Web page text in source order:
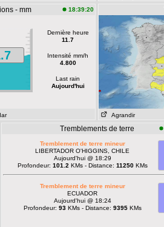
- mm 18:39:20
Dernière heure
11.7
Intensité mm/h
4.800
Last rain
Aujourd'hui
Agrandir
Tremblements de terre
Tremblement de terre mineur
LIBERTADOR O'HIGGINS, CHILE
Aujourd'hui @ 18:29
Profondeur: 101.2 KMs - Distance: 11250KMs
Tremblement de terre mineur
ECUADOR
Aujourd'hui @ 18:24
Profondeur: 93KMs - Distance: 9395KMs